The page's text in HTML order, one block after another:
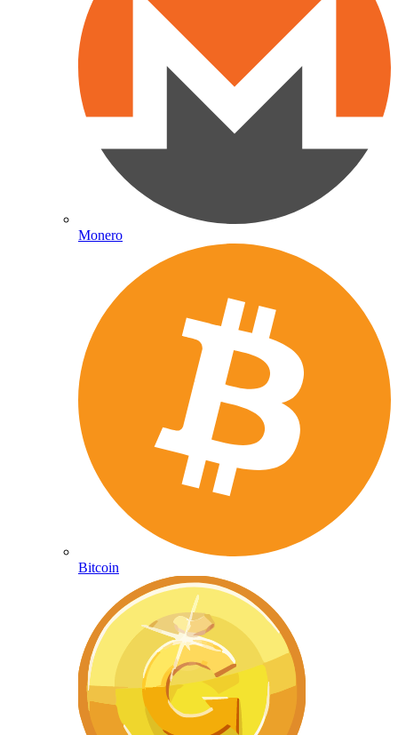
Monero
Bitcoin